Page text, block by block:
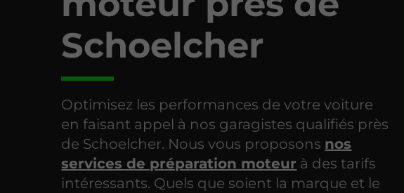
Schoelcher
Optimisez les performances de votre voiture
en faisant appel à nos garagistes qualifiés près
de Schoelcher. Nous vous proposons nos
services de préparation moteur à des tarifs
intéressants. Quels que soient la marque et le